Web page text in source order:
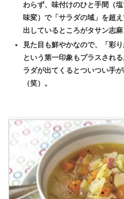
わらず、味付けのひと手間（
味変）で「サラダの域」を超
出しているところがタサン志麻
見た目も鮮やかなので、「彩
という第一印象もプラスされ
ラダが出てくるとついつい手
（笑）。